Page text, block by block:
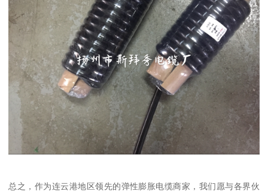
总之，作为连云港地区领先的弹性膨胀电缆商家，我们愿与各界伙